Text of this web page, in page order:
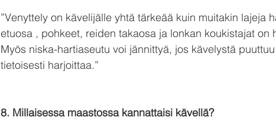
”Venyttely on kävelijälle yhtä tärkeää kuin muitakin lajeja
etuosa , pohkeet, reiden takaosa ja lonkan koukistajat on
Myös niska-hartiaseutu voi jännittyä, jos kävelystä
tietoisesti harjoittaa.”
8. Millaisessa maastossa kannattaisi kävellä?